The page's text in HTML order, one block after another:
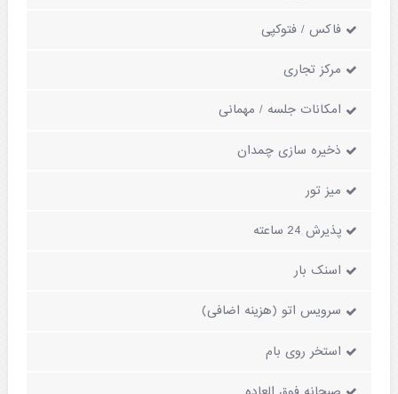
فاکس / فتوکپی
مرکز تجاری
امکانات جلسه / مهمانی
ذخیره سازی چمدان
میز تور
پذیرش 24 ساعته
اسنک بار
سرویس اتو (هزینه اضافی)
استخر روی بام